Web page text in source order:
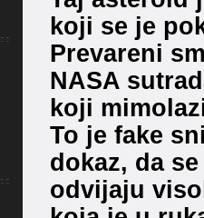
koji se je
Prevareni
NASA
koji
To je fake
dokaz, da
odvijaju